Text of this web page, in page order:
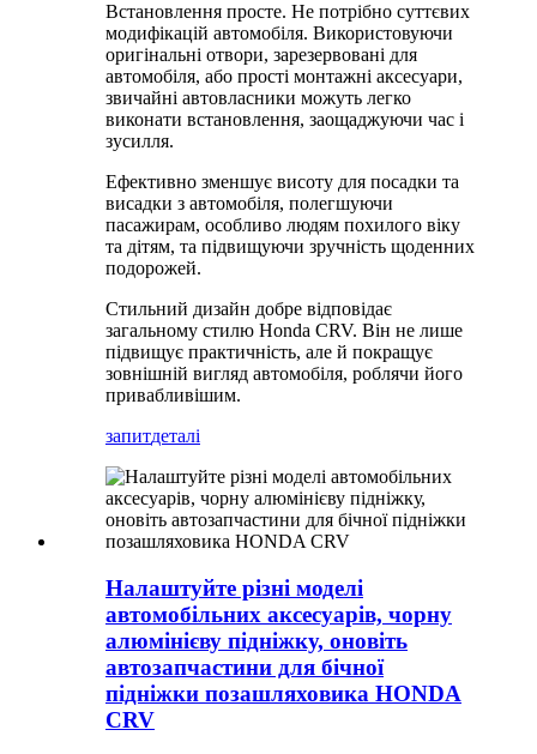
Встановлення просте. Не потрібно суттєвих
модифікацій автомобіля. Використовуючи
оригінальні отвори, зарезервовані для
автомобіля, або прості монтажні аксесуари,
звичайні автовласники можуть легко
виконати встановлення, заощаджуючи час і
зусилля.
Ефективно зменшує висоту для посадки та
висадки з автомобіля, полегшуючи
пасажирам, особливо людям похилого віку
та дітям, та підвищуючи зручність щоденних
подорожей.
Стильний дизайн добре відповідає
загальному стилю Honda CRV. Він не лише
підвищує практичність, але й покращує
зовнішній вигляд автомобіля, роблячи його
привабливішим.
запитдеталі
Налаштуйте різні моделі
автомобільних аксесуарів, чорну
алюмінієву підніжку, оновіть
автозапчастини для бічної
підніжки позашляховика HONDA
CRV